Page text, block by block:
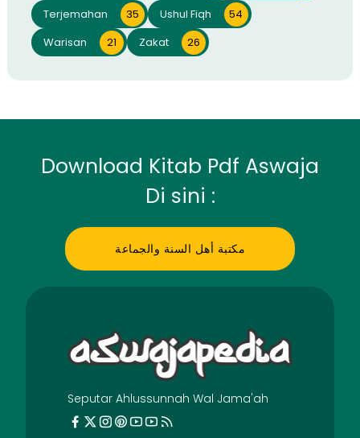
Terjemahan
35 Ushul Fiqh
54
Warisan
21 Zakat 26
Download Kitab Pdf Aswaja
Di sini :
مكتبة أهل السنة والجماعة
Seputar Ahlussunnah Wal Jama'ah